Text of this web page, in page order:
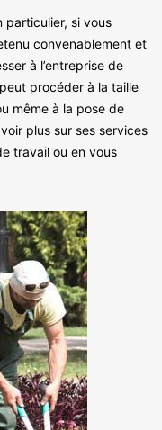
particulier, si vous
convenablement et
à l’entreprise de
procéder à la taille
même à la pose de
plus sur ses services
travail ou en vous